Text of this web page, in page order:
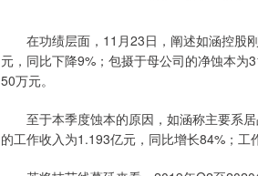
在功绩层面，11月23日，阐述如涵控股刚
元，同比下降9%；包摄于母公司的净蚀本
50万元。
至于本季度蚀本的原因，如涵称主要系居
的工作收入为1.193亿元，同比增长84%；工